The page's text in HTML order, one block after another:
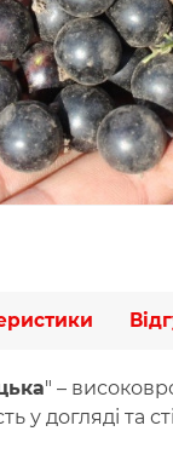
" –
у догляді та